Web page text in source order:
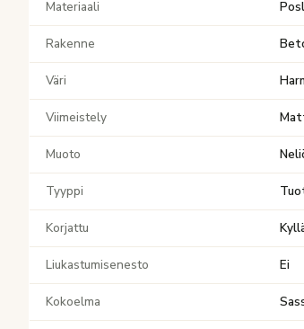
Materiaali
Rakenne
Väri
Viimeistely
Muoto
Tyyppi
Korjattu
Liukastumisenesto Ei
Kokoelma